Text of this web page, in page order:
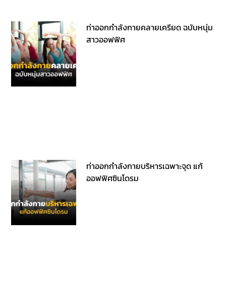
ท่าออกกําลังกายคลายเครียด ฉบับหนุ่ม
สาวออฟฟิศ
ท่าออกกำลังกายบริหารเฉพาะจุด แก้
ออฟฟิศซินโดรม